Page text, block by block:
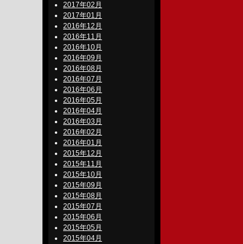
2017年02月
2017年01月
2016年12月
2016年11月
2016年10月
2016年09月
2016年08月
2016年07月
2016年06月
2016年05月
2016年04月
2016年03月
2016年02月
2016年01月
2015年12月
2015年11月
2015年10月
2015年09月
2015年08月
2015年07月
2015年06月
2015年05月
2015年04月